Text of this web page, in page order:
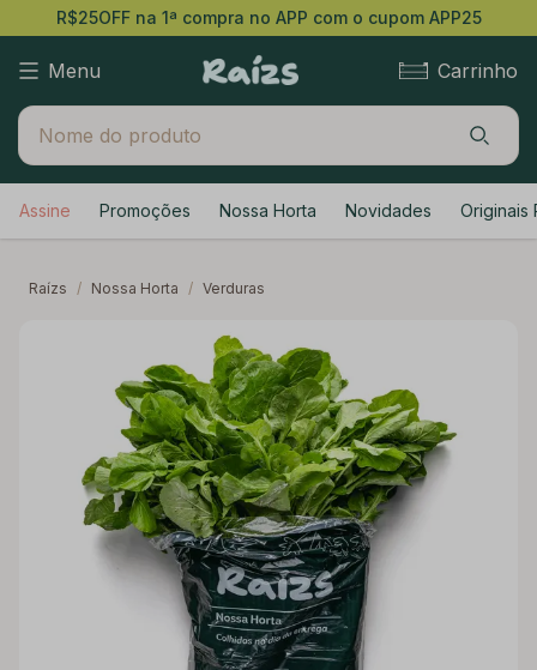
R$25OFF na 1ª compra no APP com o cupom APP25
Menu Carrinho
Assine Promoções Nossa Horta Novidades Originais
Raízs / Nossa Horta / Verduras